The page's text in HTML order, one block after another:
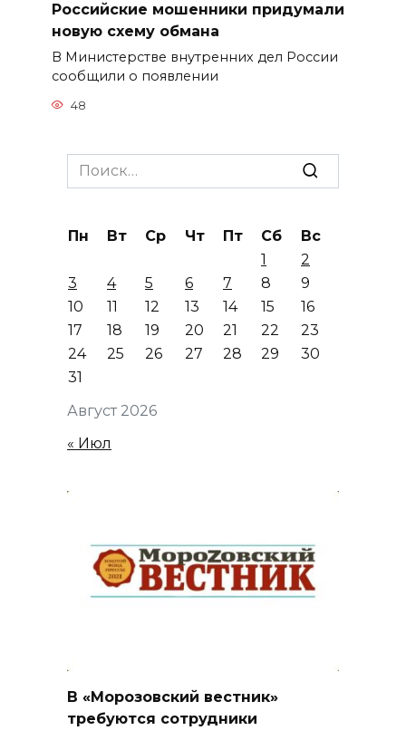
Российские мошенники придумали
новую схему обмана
В Министерстве внутренних дел России
сообщили о появлении
48
Search
for:
Август 2026
Пн Вт Ср Чт Пт Сб
Вс
1
2
3
4 5 6 7 8
9
10
11 12 13 14 15
16
17
18 19 20 21 22
23
24
25 26 27 28 29
30
31
« Июл
В «Морозовский вестник»
требуются сотрудники